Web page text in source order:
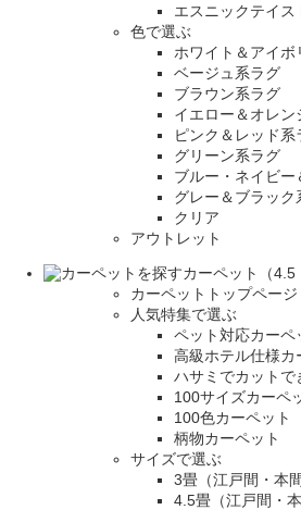
エスニックテイス
色で選ぶ
ホワイト＆アイボ
ベージュ系ラグ
ブラウン系ラグ
イエロー＆オレン
ピンク＆レッド系
グリーン系ラグ
ブルー・ネイビ
グレー＆ブラック
クリア
アウトレット
カーペット（4.5
カーペットトップページ
人気特集で選ぶ
ペット対応カーペ
高級ホテル仕様カ
ハサミでカットで
100サイズカーペ
100色カーペット
柄物カーペット
サイズで選ぶ
3畳（江戸間・本
4.5畳（江戸間・